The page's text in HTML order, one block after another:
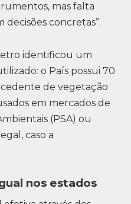
mas falta
concretas”.
identificou um
o País possui 70
de vegetação
em mercados de
(PSA) ou
caso a
nos estados